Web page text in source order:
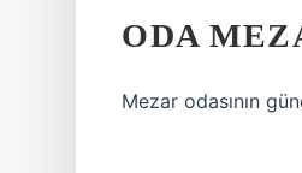
ODA
Mezar odasının